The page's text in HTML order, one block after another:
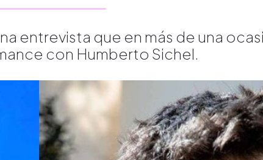
entrevista que en más de una
con Humberto Sichel.